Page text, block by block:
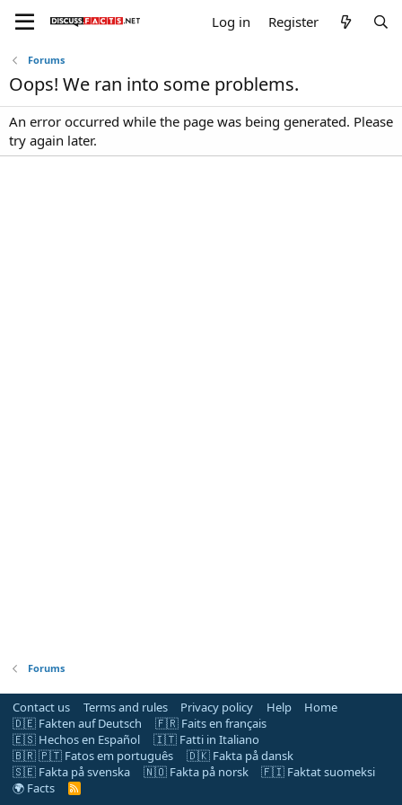
Log in Register
Forums
Oops! We ran into some problems.
An error occurred while the page was being generated. Please
try again later.
Forums
Contact us Terms and rules Privacy policy Help
Home
🇩🇪 Fakten auf Deutsch
🇫🇷 Faits en français
🇪🇸 Hechos en Español
🇮🇹 Fatti in Italiano
🇧🇷 🇵🇹 Fatos em português
🇩🇰 Fakta på dansk
🇸🇪 Fakta på svenska
🇳🇴 Fakta på norsk
🇫🇮 Faktat suomeksi
🌍 Facts
R